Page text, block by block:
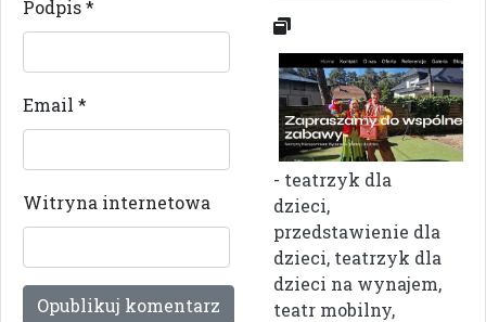
Podpis*
Email *
Witryna internetowa
- teatrzyk dla
dzieci,
przedstawienie dla
dzieci, teatrzyk dla
dzieci na wynajem,
teatr mobilny,